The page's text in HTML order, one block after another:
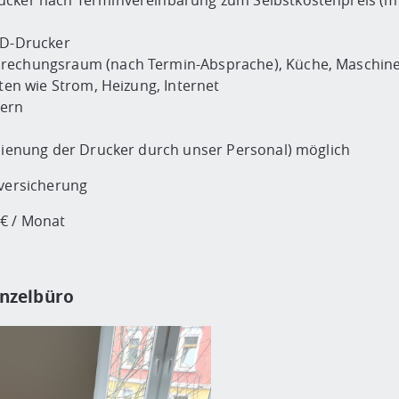
Drucker
(nach Termin-Absprache), Küche,
wie Strom, Heizung, Internet
der Drucker durch unser Personal) möglich
/ Monat